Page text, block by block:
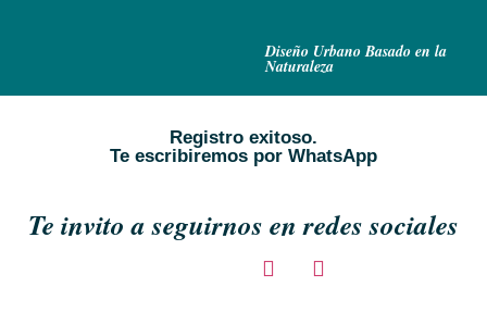
Diseño Urbano Basado en la
Naturaleza​
Registro exitoso.
Te escribiremos por WhatsApp
Te invito a seguirnos en redes sociales